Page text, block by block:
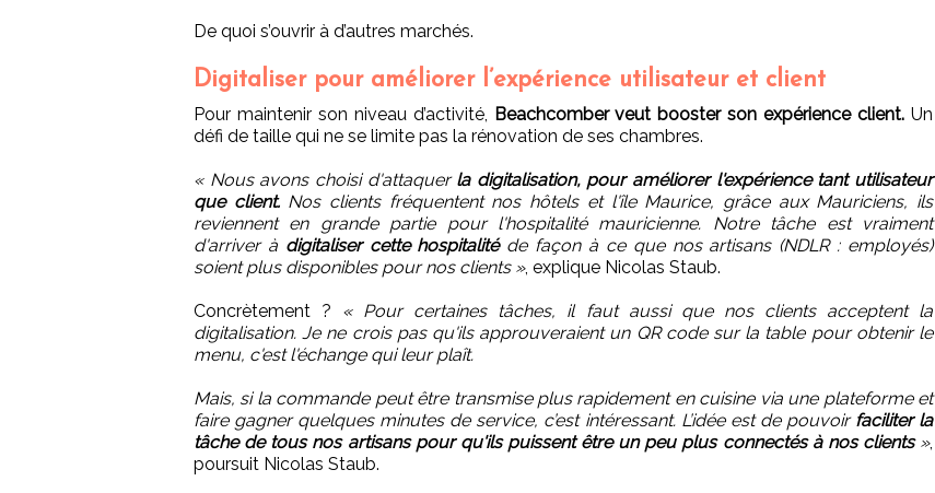
De quoi s’ouvrir à d’autres marchés.
Digitaliser pour améliorer l’expérience utilisateur et client
Pour maintenir son niveau d’activité, Beachcomber veut booster son expérience client. Un
défi de taille qui ne se limite pas la rénovation de ses chambres.
« Nous avons choisi d'attaquer la digitalisation, pour améliorer l'expérience tant utilisateur
que client.Nos clients fréquentent nos hôtels et l'île Maurice, grâce aux Mauriciens, ils
reviennent en grande partie pour l'hospitalité mauricienne. Notre tâche est vraiment
d'arriver à digitaliser cette hospitalitéde façon à ce que nos artisans (NDLR : employés)
soient plus disponibles pour nos clients », explique Nicolas Staub.
Concrètement ? « Pour certaines tâches, il faut aussi que nos clients acceptent la
digitalisation. Je ne crois pas qu'ils approuveraient un QR code sur la table pour obtenir le
menu, c'est l'échange qui leur plaît.
Mais, si la commande peut être transmise plus rapidement en cuisine via une plateforme et
faire gagner quelques minutes de service, c’est intéressant. L’idée est de pouvoir faciliter la
tâche de tous nos artisans pour qu'ils puissent être un peu plus connectés à nos clients»,
poursuit Nicolas Staub.